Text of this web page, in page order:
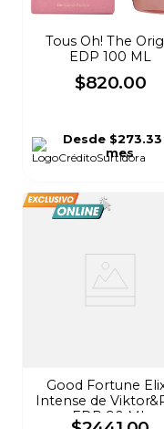
Tous Oh! The
EDP 100 ML
$820.00
Desde$273.33
mes
Good Fortune
Intense de
EDP 90 ML